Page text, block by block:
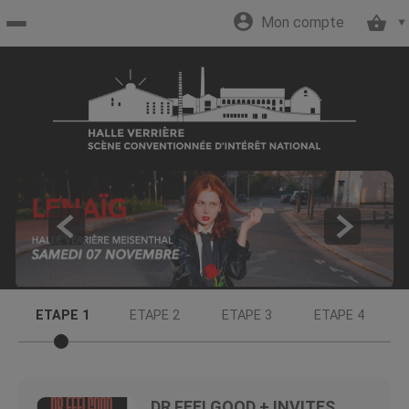
officiel
Mon compte
ETAPE 1 ETAPE 2 ETAPE 3 ETAPE 4